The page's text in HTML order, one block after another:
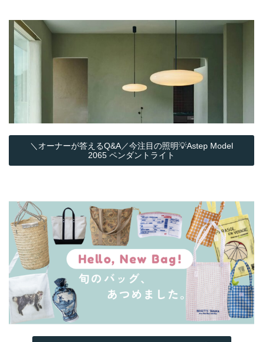
＼オーナーが答えるQ&A／今注目の照明💡Astep Model
2065 ペンダントライト